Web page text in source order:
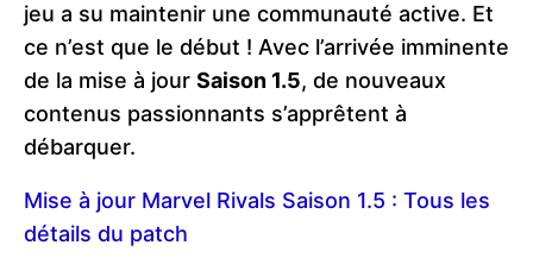
jeu a su maintenir une communauté active. Et
ce n’est que le début ! Avec l’arrivée imminente
de la mise à jour Saison 1.5, de nouveaux
contenus passionnants s’apprêtent à
débarquer.
Mise à jour Marvel Rivals Saison 1.5 : Tous les
détails du patch